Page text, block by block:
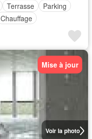
Terrasse
Parking
Chauffage
Voir la photo
Mise à jour